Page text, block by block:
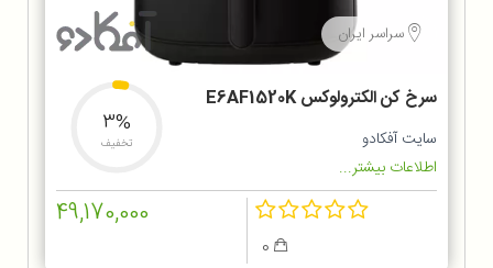
سراسر ایران
سرخ کن الکترولوکس E6AF1520K
سایت آفکادو
اطلاعات بیشتر...
3%
تخفیف
49,170,000